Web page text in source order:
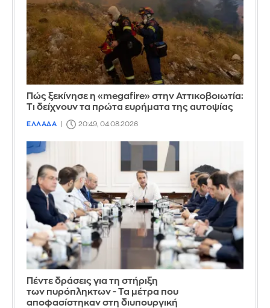
Πώς ξεκίνησε η «megafire» στην Αττικοβοιωτία:
Τι δείχνουν τα πρώτα ευρήματα της αυτοψίας
ΕΛΛΑΔΑ 20:49, 04.08.2026
Πέντε δράσεις για τη στήριξη
των πυρόπληκτων - Τα μέτρα που
αποφασίστηκαν στη διυπουργική